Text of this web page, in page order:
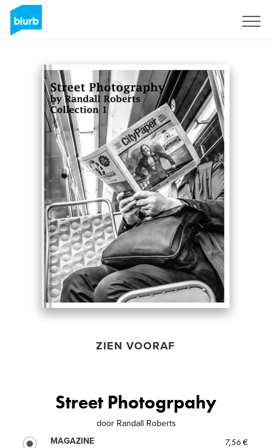
ZIEN VOORAF
Street Photogrpahy
door Randall Roberts
MAGAZINE
7,56 €